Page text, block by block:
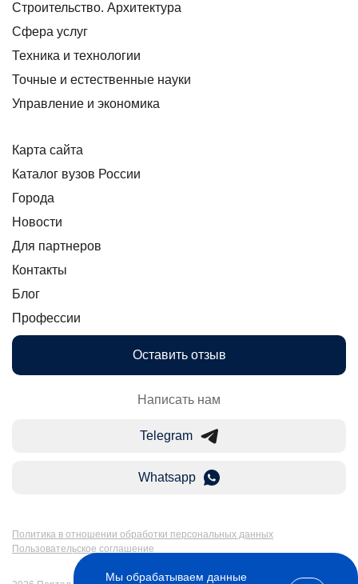
Строительство. Архитектура
Сфера услуг
Техника и технологии
Точные и естественные науки
Управление и экономика
Карта сайта
Каталог вузов России
Города
Новости
Для партнеров
Контакты
Блог
Профессии
Оставить отзыв
Написать нам
Telegram
Whatsapp
Политика в отношении обработки персональных данных
Пользовательское соглашение
Мы обрабатываем данные